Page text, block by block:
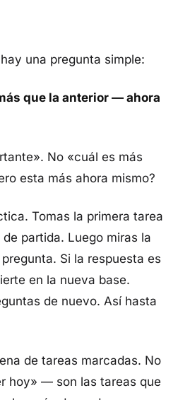
una pregunta simple:
que la anterior — ahora
No «cuál es más
esta más ahora mismo?
Tomas la primera tarea
partida. Luego miras la
Si la respuesta es
en la nueva base.
de nuevo. Así hasta
de tareas marcadas. No
hoy» — son las tareas que